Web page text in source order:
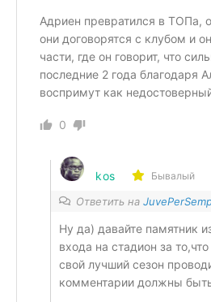
Адриен превратился в ТОПа,
они договорятся с клубом и
части, где он говорит, что
последние 2 года благодаря
воспримут как
0
kos Бывалый
Ответить на
Ну да) давайте памятник
входа на стадион за
свой лучший сезон
комментарии должны